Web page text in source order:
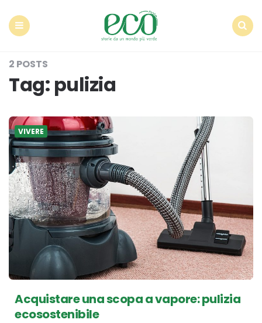
2 POSTS
Tag: pulizia
VIVERE
Acquistare una scopa a vapore: pulizia
ecosostenibile